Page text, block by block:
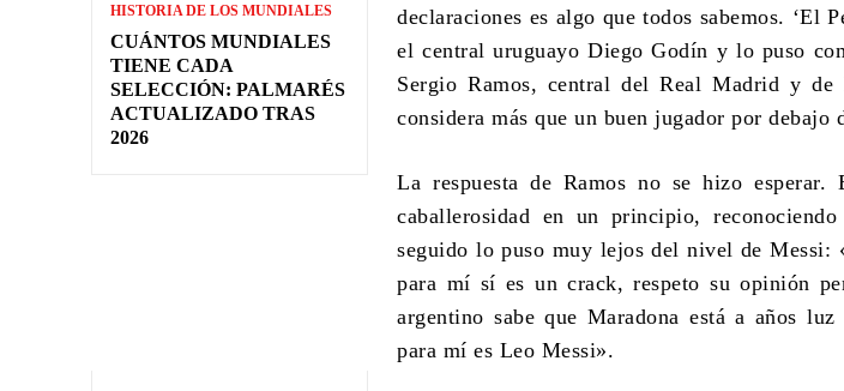
HISTORIA DE LOS MUNDIALES
CUÁNTOS MUNDIALES
TIENE CADA
SELECCIÓN: PALMARÉS
ACTUALIZADO TRAS
2026
declaraciones es algo que todos sabemos. ‘El
el central uruguayo Diego Godín y lo puso
Sergio Ramos, central del Real Madrid y de
considera más que un buen jugador por debajo
La respuesta de Ramos no se hizo
caballerosidad en un principio,
seguido lo puso muy lejos del nivel de Messi:
para mí sí es un crack, respeto su opinión
argentino sabe que Maradona está a años
para mí es Leo Messi».